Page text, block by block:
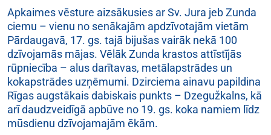
Apkaimes vēsture aizsākusies ar Sv. Jura jeb Zunda
ciemu – vienu no senākajām apdzīvotajām vietām
Pārdaugavā, 17. gs. tajā bijušas vairāk nekā 100
dzīvojamās mājas. Vēlāk Zunda krastos attīstījās
rūpniecība – alus darītavas, metālapstrādes un
kokapstrādes uzņēmumi. Dzirciema ainavu papildina
Rīgas augstākais dabiskais punkts – Dzegužkalns, kā
arī daudzveidīgā apbūve no 19. gs. koka namiem līdz
mūsdienu dzīvojamajām ēkām.